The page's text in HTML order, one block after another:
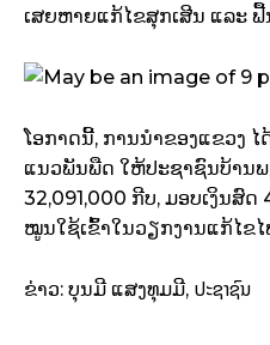
ເສຍຫາຍແກ້ໄຂສຸກເສີນ ແລະ
ໂອກາດນີ້, ການນຳຂອງແຂວງ ໄ
ແນວພັນພືດ ໃຫ້ປະຊາຊົນບ້ານ
32,091,000 ກີບ, ມອບເງິນສົດ
ໝູນໃຊ້ເຂົ້າໃນວຽກງານແກ້ໄຂ
ຂ່າວ: ບຸນມີ ແສງທຸມມີ, ປະຊາຊົນ